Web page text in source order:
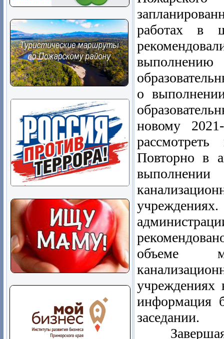
работах в
о
новому
Повторно в
объеме
учреждениях
информация
заседании.
Завершая